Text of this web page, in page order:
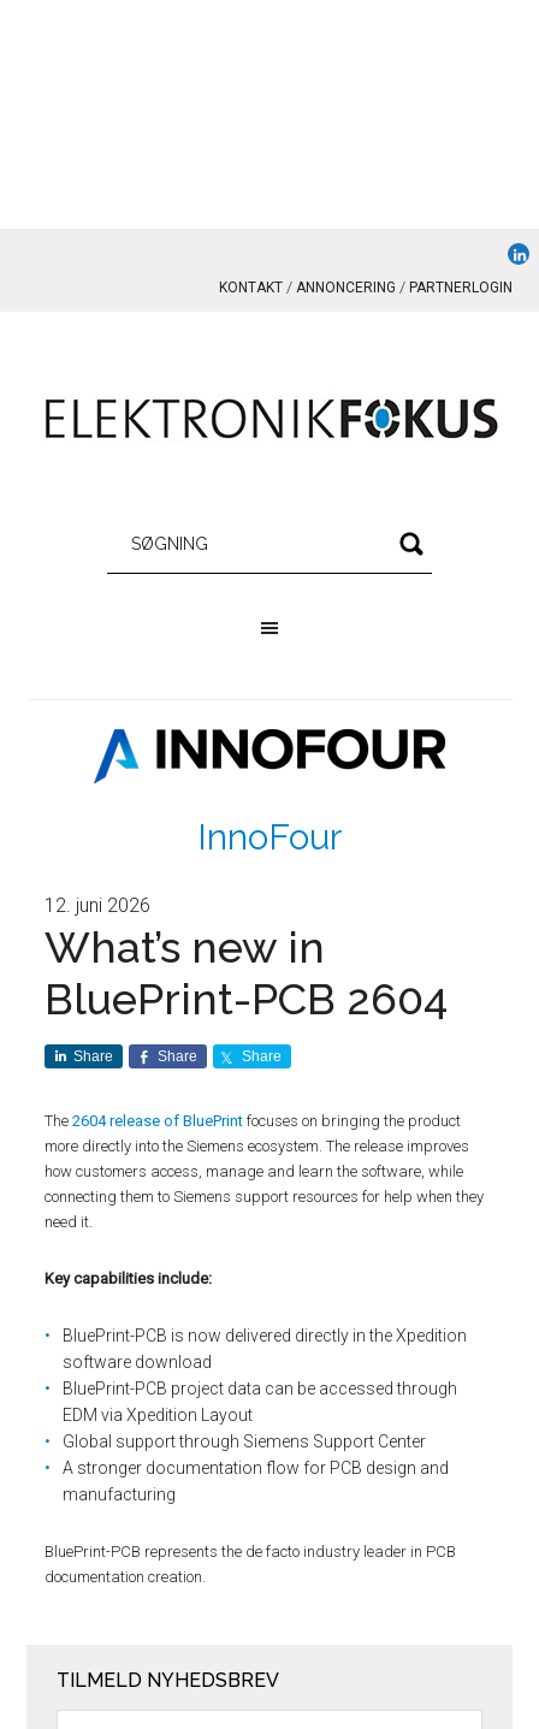
KONTAKT ANNONCERING PARTNERLOGIN
InnoFour
12. juni 2026
What’s new in
BluePrint-PCB 2604
Share Share Share
The2604 release of BluePrint focuses on bringing the product
more directly into the Siemens ecosystem. The release improves
how customers access, manage and learn the software, while
connecting them to Siemens support resources for help when they
need it.
Key capabilities include:
BluePrint-PCB is now delivered directly in the Xpedition
software download
BluePrint-PCB project data can be accessed through
EDM via Xpedition Layout
Global support through Siemens Support Center
A stronger documentation flow for PCB design and
manufacturing
BluePrint-PCB represents the de facto industry leader in PCB
documentation creation.
TILMELD NYHEDSBREV